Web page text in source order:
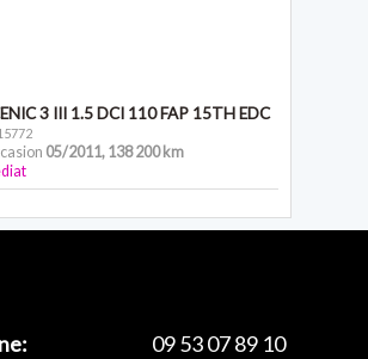
3 III 1.5 DCI 110 FAP 15TH EDC
05/2011, 138 200 km
09 53 07 89 10